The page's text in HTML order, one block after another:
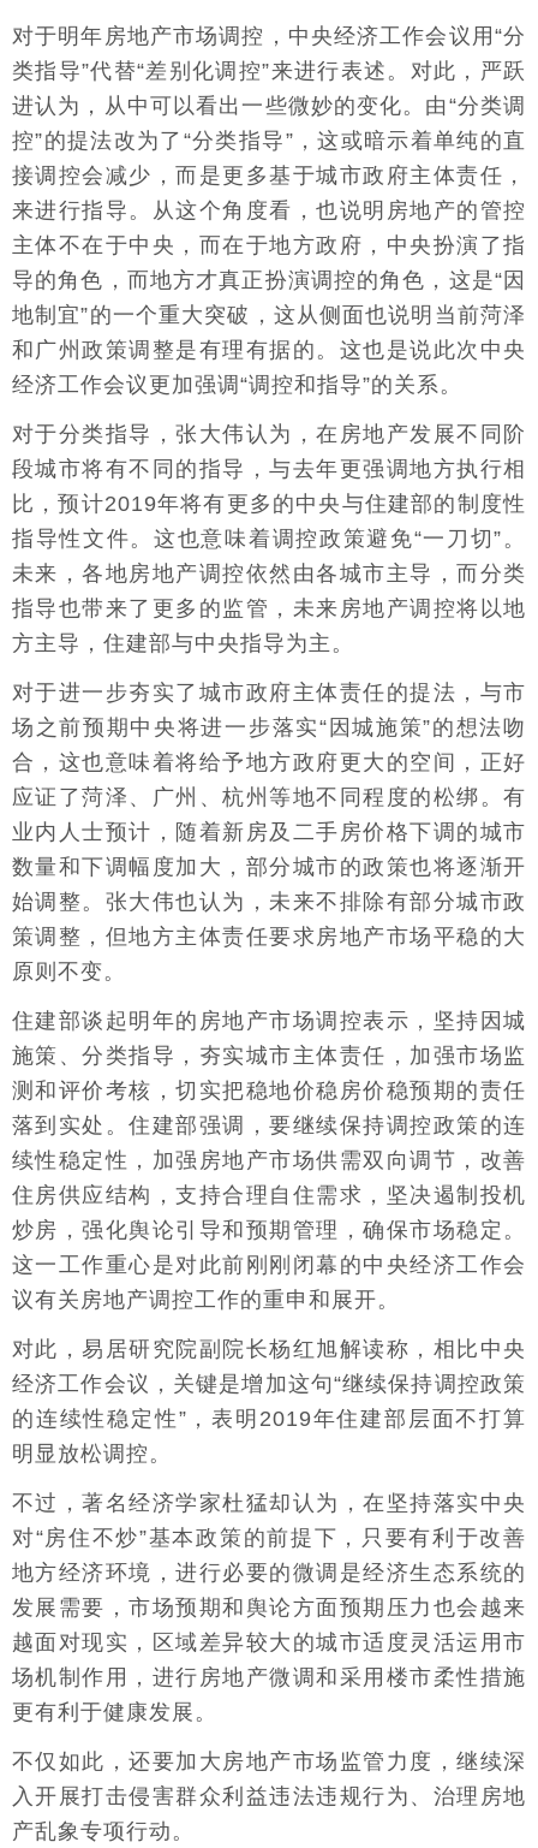
对于明年房地产市场调控，中央经济工作会议用“分
类指导”代替“差别化调控”来进行表述。对此，严跃
进认为，从中可以看出一些微妙的变化。由“分类调
控”的提法改为了“分类指导”，这或暗示着单纯的直
接调控会减少，而是更多基于城市政府主体责任，
来进行指导。从这个角度看，也说明房地产的管控
主体不在于中央，而在于地方政府，中央扮演了指
导的角色，而地方才真正扮演调控的角色，这是“因
地制宜”的一个重大突破，这从侧面也说明当前菏泽
和广州政策调整是有理有据的。这也是说此次中央
经济工作会议更加强调“调控和指导”的关系。
对于分类指导，张大伟认为，在房地产发展不同阶
段城市将有不同的指导，与去年更强调地方执行相
比，预计2019年将有更多的中央与住建部的制度性
指导性文件。这也意味着调控政策避免“一刀切”。
未来，各地房地产调控依然由各城市主导，而分类
指导也带来了更多的监管，未来房地产调控将以地
方主导，住建部与中央指导为主。
对于进一步夯实了城市政府主体责任的提法，与市
场之前预期中央将进一步落实“因城施策”的想法吻
合，这也意味着将给予地方政府更大的空间，正好
应证了菏泽、广州、杭州等地不同程度的松绑。有
业内人士预计，随着新房及二手房价格下调的城市
数量和下调幅度加大，部分城市的政策也将逐渐开
始调整。张大伟也认为，未来不排除有部分城市政
策调整，但地方主体责任要求房地产市场平稳的大
原则不变。
住建部谈起明年的房地产市场调控表示，坚持因城
施策、分类指导，夯实城市主体责任，加强市场监
测和评价考核，切实把稳地价稳房价稳预期的责任
落到实处。住建部强调，要继续保持调控政策的连
续性稳定性，加强房地产市场供需双向调节，改善
住房供应结构，支持合理自住需求，坚决遏制投机
炒房，强化舆论引导和预期管理，确保市场稳定。
这一工作重心是对此前刚刚闭幕的中央经济工作会
议有关房地产调控工作的重申和展开。
对此，易居研究院副院长杨红旭解读称，相比中央
经济工作会议，关键是增加这句“继续保持调控政策
的连续性稳定性”，表明2019年住建部层面不打算
明显放松调控。
不过，著名经济学家杜猛却认为，在坚持落实中央
对“房住不炒”基本政策的前提下，只要有利于改善
地方经济环境，进行必要的微调是经济生态系统的
发展需要，市场预期和舆论方面预期压力也会越来
越面对现实，区域差异较大的城市适度灵活运用市
场机制作用，进行房地产微调和采用楼市柔性措施
更有利于健康发展。
不仅如此，还要加大房地产市场监管力度，继续深
入开展打击侵害群众利益违法违规行为、治理房地
产乱象专项行动。